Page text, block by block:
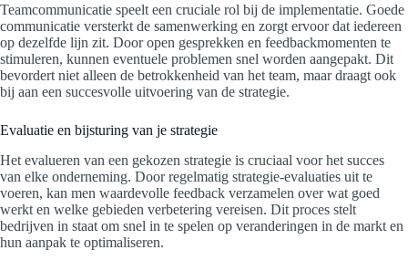
Teamcommunicatie speelt een cruciale rol bij de implementatie. Goede
communicatie versterkt de samenwerking en zorgt ervoor dat iedereen
op dezelfde lijn zit. Door open gesprekken en feedbackmomenten te
stimuleren, kunnen eventuele problemen snel worden aangepakt. Dit
bevordert niet alleen de betrokkenheid van het team, maar draagt ook
bij aan een succesvolle uitvoering van de strategie.
Evaluatie en bijsturing van je strategie
Het evalueren van een gekozen strategie is cruciaal voor het succes
van elke onderneming. Door regelmatig strategie-evaluaties uit te
voeren, kan men waardevolle feedback verzamelen over wat goed
werkt en welke gebieden verbetering vereisen. Dit proces stelt
bedrijven in staat om snel in te spelen op veranderingen in de markt en
hun aanpak te optimaliseren.